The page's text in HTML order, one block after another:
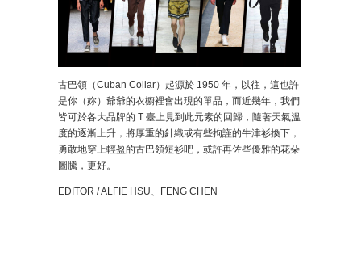
古巴領（Cuban Collar）起源於 1950 年，以往，這也許
是你（妳）爺爺的衣櫥裡會出現的單品，而近幾年，我們
皆可於各大品牌的 T 臺上見到此元素的回歸，隨著天氣溫
度的逐漸上升，將厚重的針織或有些拘謹的牛津衫換下，
勇敢地穿上輕盈的古巴領短衫吧，或許再佐些優雅的花朵
圖騰，更好。
EDITOR / ALFIE HSU、FENG CHEN